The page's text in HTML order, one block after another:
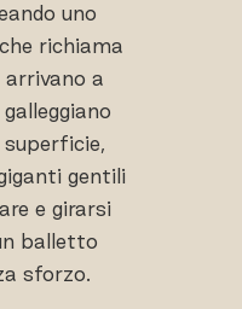
uno
richiama
arrivano a
gentili
e girarsi
balletto
sforzo.